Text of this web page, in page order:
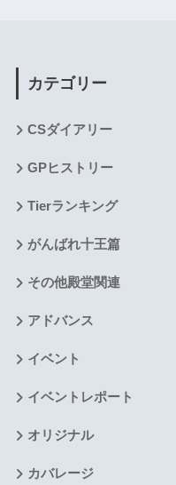
カテゴリー
CSダイアリー
GPヒストリー
Tierランキング
がんばれ十王篇
その他殿堂関連
アドバンス
イベント
イベントレポート
オリジナル
カバレージ